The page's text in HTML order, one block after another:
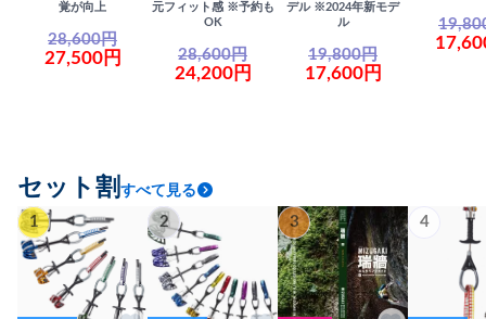
覚が向上
28,600円
27,500円
元フィット感 ※予約も
OK
28,600円
24,200円
デル ※2024年新モデ
ル
19,800円
17,600円
セット割 すべて見る
1 2 3 4